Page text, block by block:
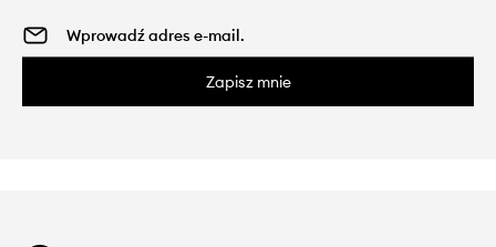
Zapisz mnie